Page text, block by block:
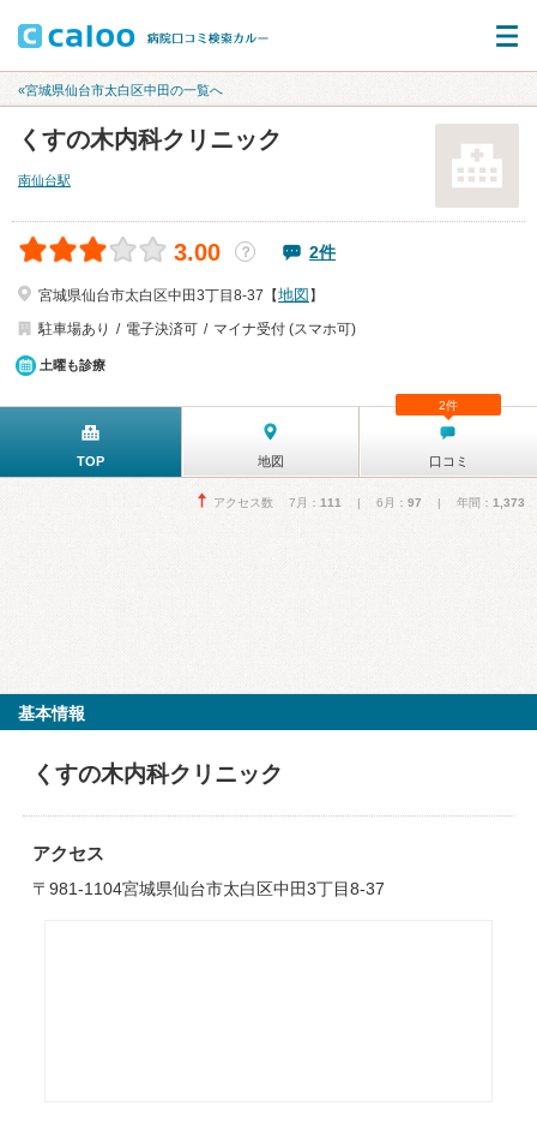
«宮城県仙台市太白区中田の一覧へ
くすの木内科クリニック
南仙台駅
3.00 ？ 2件
宮城県仙台市太白区中田3丁目8-37【地図 】
駐車場あり
電子決済可 マイナ受付 (スマホ可)
土曜も診療
TOP 地図 口コミ
2件
アクセス数 7月： 111 | 6月： 97 | 年間： 1,373
基本情報
くすの木内科クリニック
アクセス
〒981-1104宮城県仙台市太白区中田3丁目8-37